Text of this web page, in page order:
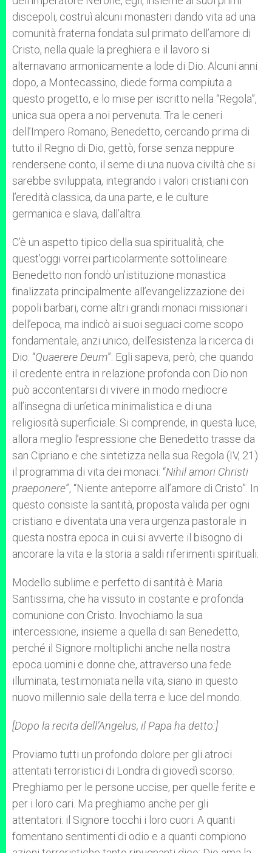
discepoli, costruì alcuni monasteri dando vita ad una
comunità fraterna fondata sul primato dell’amore di
Cristo, nella quale la preghiera e il lavoro si
alternavano armonicamente a lode di Dio. Alcuni anni
dopo, a Montecassino, diede forma compiuta a
questo progetto, e lo mise per iscritto nella “Regola”,
unica sua opera a noi pervenuta. Tra le ceneri
dell’Impero Romano, Benedetto, cercando prima di
tutto il Regno di Dio, gettò, forse senza neppure
rendersene conto, il seme di una nuova civiltà che si
sarebbe sviluppata, integrando i valori cristiani con
l’eredità classica, da una parte, e le culture
germanica e slava, dall’altra.
C’è un aspetto tipico della sua spiritualità, che
quest’oggi vorrei particolarmente sottolineare.
Benedetto non fondò un’istituzione monastica
finalizzata principalmente all’evangelizzazione dei
popoli barbari, come altri grandi monaci missionari
dell’epoca, ma indicò ai suoi seguaci come scopo
fondamentale, anzi unico, dell’esistenza la ricerca di
Dio: “Quaerere Deum”. Egli sapeva, però, che quando
il credente entra in relazione profonda con Dio non
può accontentarsi di vivere in modo mediocre
all’insegna di un’etica minimalistica e di una
religiosità superficiale. Si comprende, in questa luce,
allora meglio l’espressione che Benedetto trasse da
san Cipriano e che sintetizza nella sua Regola (IV, 21)
il programma di vita dei monaci: “Nihil amori Christi
praeponere”, “Niente anteporre all’amore di Cristo”. In
questo consiste la santità, proposta valida per ogni
cristiano e diventata una vera urgenza pastorale in
questa nostra epoca in cui si avverte il bisogno di
ancorare la vita e la storia a saldi riferimenti spirituali.
Modello sublime e perfetto di santità è Maria
Santissima, che ha vissuto in costante e profonda
comunione con Cristo. Invochiamo la sua
intercessione, insieme a quella di san Benedetto,
perché il Signore moltiplichi anche nella nostra
epoca uomini e donne che, attraverso una fede
illuminata, testimoniata nella vita, siano in questo
nuovo millennio sale della terra e luce del mondo.
[Dopo la recita dell’Angelus, il Papa ha detto:]
Proviamo tutti un profondo dolore per gli atroci
attentati terroristici di Londra di giovedì scorso.
Preghiamo per le persone uccise, per quelle ferite e
per i loro cari. Ma preghiamo anche per gli
attentatori: il Signore tocchi i loro cuori. A quanti
fomentano sentimenti di odio e a quanti compiono